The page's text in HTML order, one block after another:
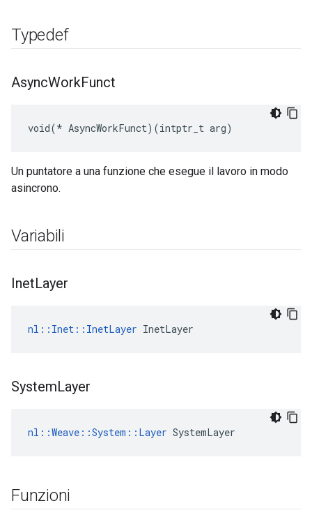
Typedef
AsyncWorkFunct
void(* AsyncWorkFunct)(intptr_t arg)
Un puntatore a una funzione che esegue il lavoro in modo
asincrono.
Variabili
InetLayer
nl::Inet::InetLayer InetLayer
SystemLayer
nl::Weave::System::Layer SystemLayer
Funzioni